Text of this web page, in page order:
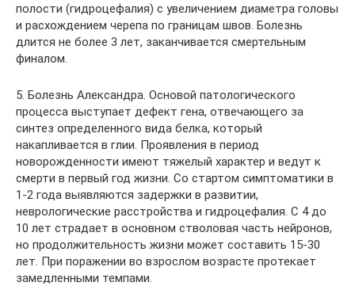
полости (гидроцефалия) с увеличением диаметра головы
и расхождением черепа по границам швов. Болезнь
длится не более 3 лет, заканчивается смертельным
финалом.
5. Болезнь Александра. Основой патологического
процесса выступает дефект гена, отвечающего за
синтез определенного вида белка, который
накапливается в глии. Проявления в период
новорожденности имеют тяжелый характер и ведут к
смерти в первый год жизни. Со стартом симптоматики в
1-2 года выявляются задержки в развитии,
неврологические расстройства и гидроцефалия. С 4 до
10 лет страдает в основном стволовая часть нейронов,
но продолжительность жизни может составить 15-30
лет. При поражении во взрослом возрасте протекает
замедленными темпами.